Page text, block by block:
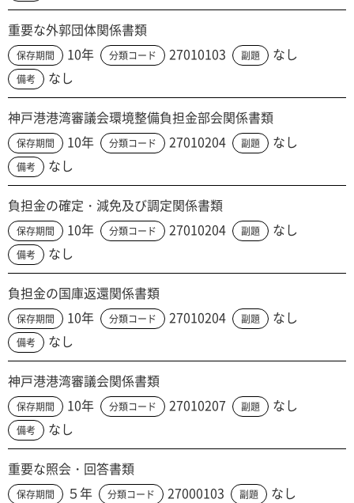
重要な外郭団体関係書類
保存期間 10年 分類コード 27010103 副題 なし
備考 なし
神戸港港湾審議会環境整備負担金部会関係書類
保存期間 10年 分類コード 27010204 副題 なし
備考 なし
負担金の確定・減免及び調定関係書類
保存期間 10年 分類コード 27010204 副題 なし
備考 なし
負担金の国庫返還関係書類
保存期間 10年 分類コード 27010204 副題 なし
備考 なし
神戸港港湾審議会関係書類
保存期間 10年 分類コード 27010207 副題 なし
備考 なし
重要な照会・回答書類
保存期間 ５年 分類コード 27000103 副題 なし